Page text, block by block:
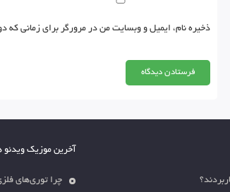
ذخیره نام، ایمیل و وبسایت من در مرورگر برای زمانی که
آخرین موزیک ویدئو
چرا توری‌های